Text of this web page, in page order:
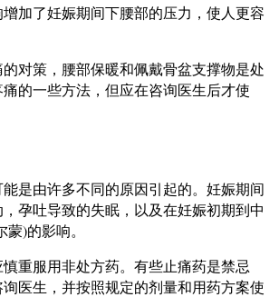
加了妊娠期间下腰部的压力，使人更容
对策，腰部保暖和佩戴骨盆支撑物是处
的一些方法，但应在咨询医生后才使
是由许多不同的原因引起的。妊娠期间
孕吐导致的失眠，以及在妊娠初期到中
)的影响。
重服用非处方药。有些止痛药是禁忌
医生，并按照规定的剂量和用药方案使